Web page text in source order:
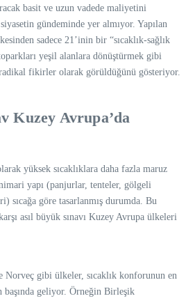
basit ve uzun vadede maliyetini
gündeminde yer almıyor. Yapılan
sadece 21’inin bir “sıcaklık-sağlık
yeşil alanlara dönüştürmek gibi
fikirler olarak görüldüğünü gösteriyor.
Kuzey Avrupa’da
yüksek sıcaklıklara daha fazla maruz
yapı (panjurlar, tenteler, gölgeli
sıcağa göre tasarlanmış durumda. Bu
asıl büyük sınavı Kuzey Avrupa ülkeleri
gibi ülkeler, sıcaklık konforunun en
başında geliyor. Örneğin Birleşik